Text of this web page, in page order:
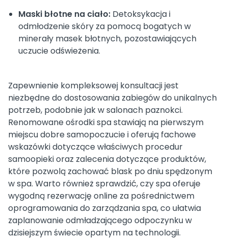
Maski błotne na ciało: Detoksykacja i
odmłodzenie skóry za pomocą bogatych w
minerały masek błotnych, pozostawiających
uczucie odświeżenia.
Zapewnienie kompleksowej konsultacji jest
niezbędne do dostosowania zabiegów do unikalnych
potrzeb, podobnie jak w salonach paznokci.
Renomowane ośrodki spa stawiają na pierwszym
miejscu dobre samopoczucie i oferują fachowe
wskazówki dotyczące właściwych procedur
samoopieki oraz zalecenia dotyczące produktów,
które pozwolą zachować blask po dniu spędzonym
w spa. Warto również sprawdzić, czy spa oferuje
wygodną rezerwację online za pośrednictwem
oprogramowania do zarządzania spa, co ułatwia
zaplanowanie odmładzającego odpoczynku w
dzisiejszym świecie opartym na technologii.